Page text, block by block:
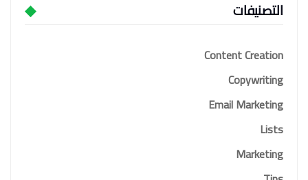
التصنيفات
Content Creation
Copywriting
Email Marketing
Lists
Marketing